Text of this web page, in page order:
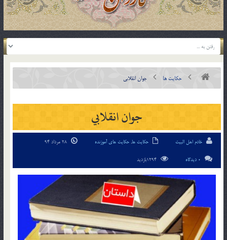
حکایت ها جوان انقلابي
جوان انقلابي
خادم اهل البیت حکایت ها, حکایت های آموزنده
0 دیدگاه